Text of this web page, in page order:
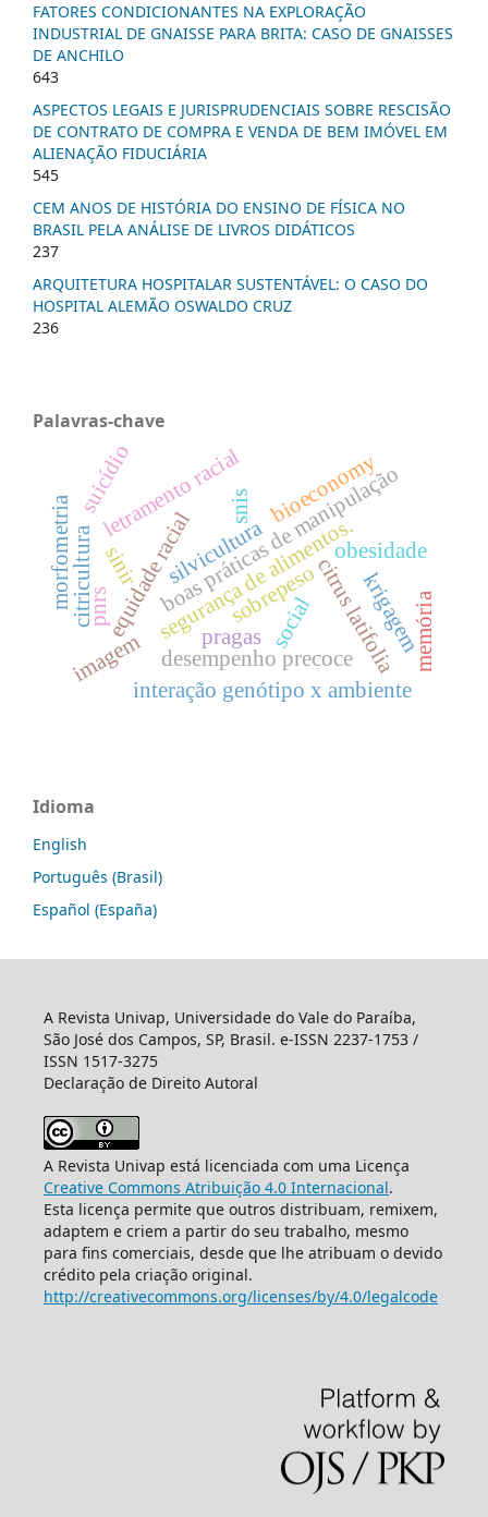
FATORES CONDICIONANTES NA EXPLORAÇÃO
INDUSTRIAL DE GNAISSE PARA BRITA: CASO DE GNAISSES
DE ANCHILO
643
ASPECTOS LEGAIS E JURISPRUDENCIAIS SOBRE RESCISÃO
DE CONTRATO DE COMPRA E VENDA DE BEM IMÓVEL EM
ALIENAÇÃO FIDUCIÁRIA
545
CEM ANOS DE HISTÓRIA DO ENSINO DE FÍSICA NO
BRASIL PELA ANÁLISE DE LIVROS DIDÁTICOS
237
ARQUITETURA HOSPITALAR SUSTENTÁVEL: O CASO DO
HOSPITAL ALEMÃO OSWALDO CRUZ
236
Palavras-chave
equidade racial
letramento racial
boas práticas de manipulação
segurança de alimentos.citrus latifolia
citricultura
desempenho precoce
interação genótipo x ambiente
pragas
morfometria silvicultura
sobrepeso
obesidade
krigagem
bioeconomy
pnrs
snis
sinir
memória
imagem
social
suicídio
Idioma
English
Português (Brasil)
Español (España)
A Revista Univap, Universidade do Vale do Paraíba,
São José dos Campos, SP, Brasil. e-ISSN 2237-1753 /
ISSN 1517-3275
Declaração de Direito Autoral
A Revista Univap está licenciada com uma Licença
Creative Commons Atribuição 4.0 Internacional.
Esta licença permite que outros distribuam, remixem,
adaptem e criem a partir do seu trabalho, mesmo
para fins comerciais, desde que lhe atribuam o devido
crédito pela criação original.
http://creativecommons.org/licenses/by/4.0/legalcode